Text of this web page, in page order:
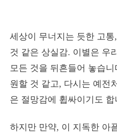
세상이 무너지는 듯한 고
것 같은 상실감. 이별은 우
모든 것을 뒤흔들어 놓습
원할 것 같고, 다시는 예전
은 절망감에 휩싸이기도 합
하지만 만약, 이 지독한 아